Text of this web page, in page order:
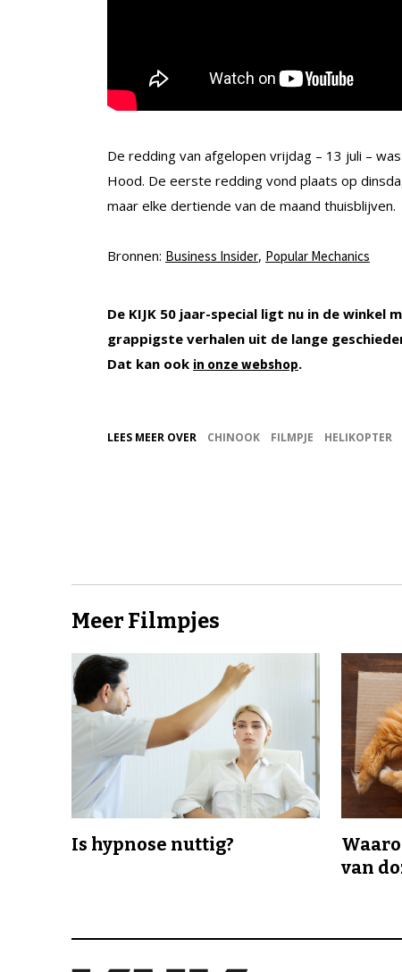
De redding van afgelopen vrijdag – 13 juli –
Hood. De eerste redding vond plaats op
maar elke dertiende van de maand thuisblijven.
Bronnen: Business Insider, Popular Mechanics
De KIJK 50 jaar-special ligt nu in de winkel
grappigste verhalen uit de lange
Dat kan ook in onze webshop.
LEES MEER OVER CHINOOK FILMPJE HELIKOPTER
Meer Filmpjes
Is hypnose nuttig?
van